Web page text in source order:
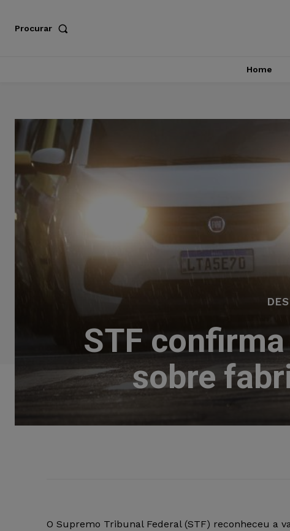
Procurar
Home
STF
sobre
O Supremo Tribunal Federal (STF) reconheceu a